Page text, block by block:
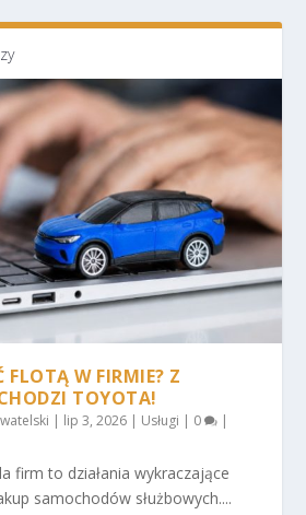
FLOTĄ W FIRMIE? Z
TOYOTA!
| lip 3, 2026 | Usługi | 0 |
firm to działania wykraczające
samochodów służbowych....